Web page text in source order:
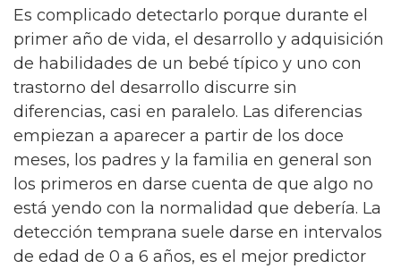
Es complicado detectarlo porque durante el
primer año de vida, el desarrollo y adquisición
de habilidades de un bebé típico y uno con
trastorno del desarrollo discurre sin
diferencias, casi en paralelo. Las diferencias
empiezan a aparecer a partir de los doce
meses, los padres y la familia en general son
los primeros en darse cuenta de que algo no
está yendo con la normalidad que debería. La
detección temprana suele darse en intervalos
de edad de 0 a 6 años, es el mejor predictor